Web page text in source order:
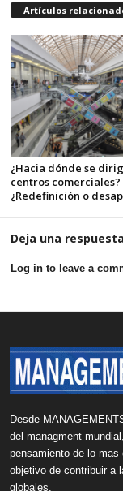
Artículos
¿Hacia dónde se
centros comerciales?
¿Redefinición o
Deja una respuesta
Log in to leave a
Desde
del managment
pensamiento de lo mas
objetivo de contribuir a
globales.